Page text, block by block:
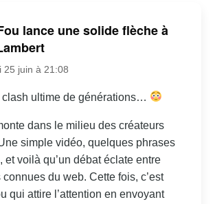
lance une solide flèche à
25 juin à 21:08
clash ultime de générations…
dans le milieu des créateurs
simple vidéo, quelques phrases
et voilà qu’un débat éclate entre
du web. Cette fois, c’est
qui attire l’attention en envoyant